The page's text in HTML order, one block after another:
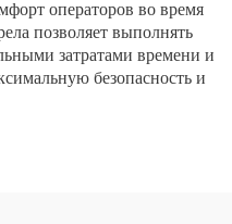
операторов во время
позволяет выполнять
затратами времени и
безопасность и